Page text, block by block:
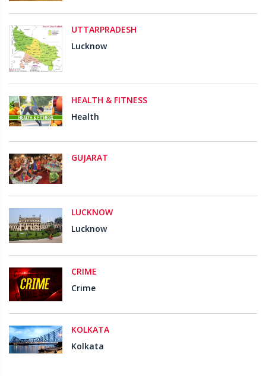
UTTARPRADESH
Lucknow
HEALTH & FITNESS
Health
GUJARAT
LUCKNOW
Lucknow
CRIME
Crime
KOLKATA
Kolkata